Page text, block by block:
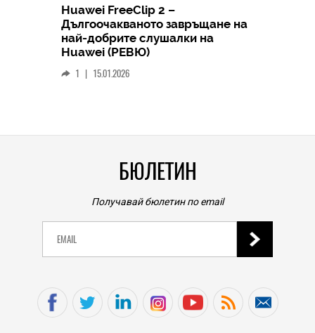
Huawei FreeClip 2 –
Дългоочакваното завръщане на
най-добрите слушалки на
Huawei (РЕВЮ)
1 | 15.01.2026
БЮЛЕТИН
Получавай бюлетин по email